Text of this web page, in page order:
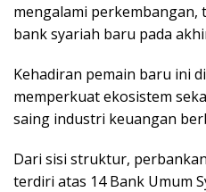
mengalami perkembangan,
bank syariah baru pada
Kehadiran pemain baru ini
memperkuat ekosistem
saing industri keuangan
Dari sisi struktur,
terdiri atas 14 Bank Umum